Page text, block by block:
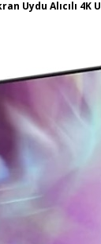
Uydu Alıcılı 4K